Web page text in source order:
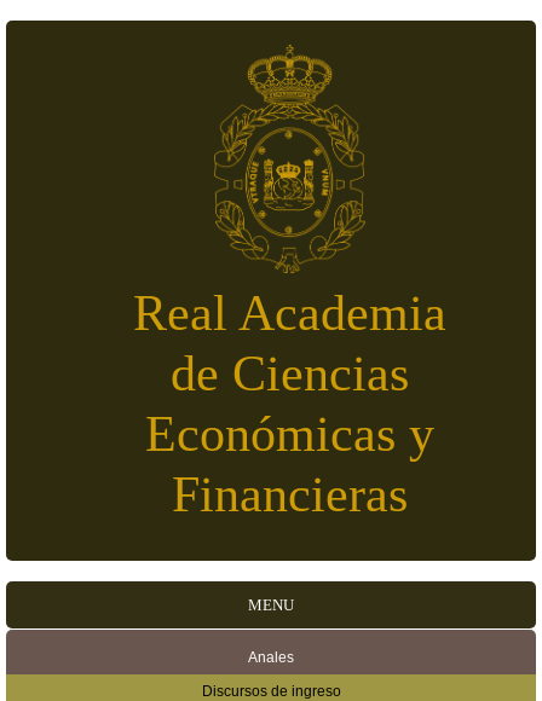
Real Academia
de Ciencias
Económicas y
Financieras
MENU
Menú secundario
Anales
Discursos de ingreso